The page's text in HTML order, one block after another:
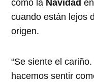
como la Navidad
cuando están lejos
origen.
“Se siente el
hacemos sentir